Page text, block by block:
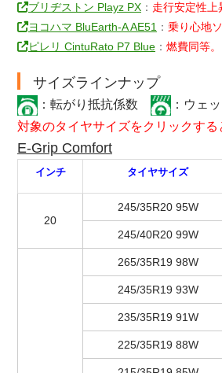
ブリヂストン Playz PX ： 走行安定性上
ヨコハマ BluEarth-A AE51 ： 乗り心地
ピレリ CintuRato P7 Blue ： 燃費同等
サイズラインナップ
：転がり抵抗係数
：ウェ
対象のタイヤサイズをクリックする
E-Grip Comfort
インチ タイヤサイズ
20
245/35R20 95W
245/40R20 99W
265/35R19 98W
245/35R19 93W
235/35R19 91W
225/35R19 88W